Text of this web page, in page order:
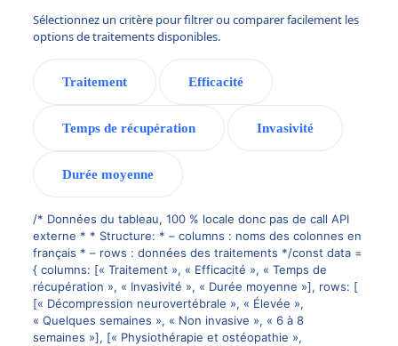
Sélectionnez un critère pour filtrer ou comparer facilement les
options de traitements disponibles.
Traitement Efficacité
Temps de récupération Invasivité
Durée moyenne
/* Données du tableau, 100 % locale donc pas de call API
externe * * Structure: * – columns : noms des colonnes en
français * – rows : données des traitements */const data =
{ columns: [« Traitement », « Efficacité », « Temps de
récupération », « Invasivité », « Durée moyenne »], rows: [
[« Décompression neurovertébrale », « Élevée »,
« Quelques semaines », « Non invasive », « 6 à 8
semaines »], [« Physiothérapie et ostéopathie »,